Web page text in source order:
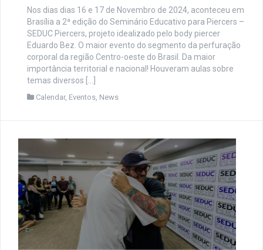
Nos dias dias 16 e 17 de Novembro de 2024, aconteceu em
Brasília a 2ª edição do Seminário Educativo para Piercers –
SEDUC Piercers, projeto idealizado pelo body piercer
Eduardo Bez. O maior evento do segmento da perfuração
corporal da região Centro-oeste do Brasil. Da maior
importância territorial e nacional! Houveram aulas sobre
temas diversos […]
Calendar, Eventos, News